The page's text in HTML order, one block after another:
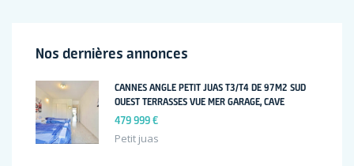
Nos dernières annonces
CANNES ANGLE PETIT JUAS T3/T4 DE 97M2 SUD
OUEST TERRASSES VUE MER GARAGE, CAVE
479 999 €
Petit juas